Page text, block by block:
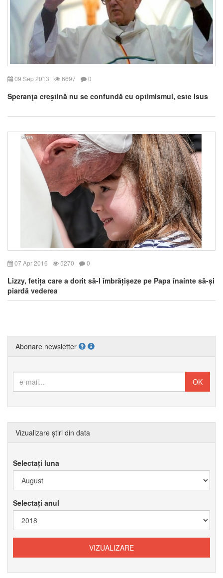
09 Sep 2013 6697 0
Speranţa creştină nu se confundă cu optimismul, este Isus
07 Apr 2016 5270 0
Lizzy, fetița care a dorit să-l îmbrățișeze pe Papa înainte să-și
piardă vederea
Abonare newsletter
Vizualizare știri din data
Selectați luna
Selectați anul